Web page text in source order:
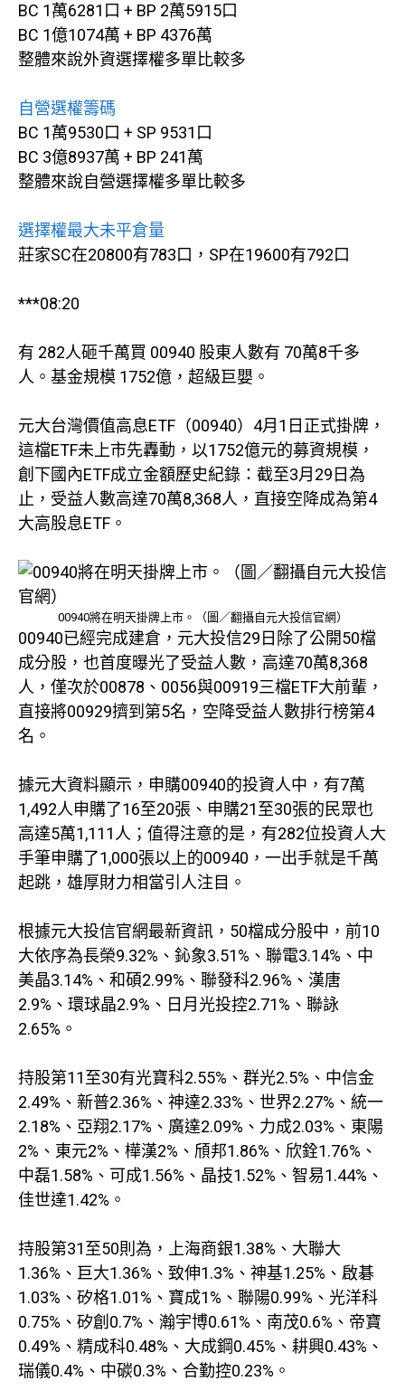
BC 1萬6281口 + BP 2萬5915口
BC 1億1074萬 + BP 4376萬
整體來說外資選擇權多單比較多
自營選權籌碼
BC 1萬9530口 + SP 9531口
BC 3億8937萬 + BP 241萬
整體來說自營選擇權多單比較多
選擇權最大未平倉量
莊家SC在20800有783口，SP在19600有792口
***08:20
有 282人砸千萬買 00940 股東人數有 70萬8千多
人。基金規模 1752億，超級巨嬰。
元大台灣價值高息ETF（00940）4月1日正式掛牌，
這檔ETF未上市先轟動，以1752億元的募資規模，
創下國內ETF成立金額歷史紀錄：截至3月29日為
止，受益人數高達70萬8,368人，直接空降成為第4
大高股息ETF。
00940將在明天掛牌上市。（圖／翻攝自元大投信官網）
00940已經完成建倉，元大投信29日除了公開50檔
成分股，也首度曝光了受益人數，高達70萬8,368
人，僅次於00878、0056與00919三檔ETF大前輩，
直接將00929擠到第5名，空降受益人數排行榜第4
名。
據元大資料顯示，申購00940的投資人中，有7萬
1,492人申購了16至20張、申購21至30張的民眾也
高達5萬1,111人；值得注意的是，有282位投資人大
手筆申購了1,000張以上的00940，一出手就是千萬
起跳，雄厚財力相當引人注目。
根據元大投信官網最新資訊，50檔成分股中，前10
大依序為長榮9.32%、鈊象3.51%、聯電3.14%、中
美晶3.14%、和碩2.99%、聯發科2.96%、漢唐
2.9%、環球晶2.9%、日月光投控2.71%、聯詠
2.65%。
持股第11至30有光寶科2.55%、群光2.5%、中信金
2.49%、新普2.36%、神達2.33%、世界2.27%、統一
2.18%、亞翔2.17%、廣達2.09%、力成2.03%、東陽
2%、東元2%、樺漢2%、頎邦1.86%、欣銓1.76%、
中磊1.58%、可成1.56%、晶技1.52%、智易1.44%、
佳世達1.42%。
持股第31至50則為，上海商銀1.38%、大聯大
1.36%、巨大1.36%、致伸1.3%、神基1.25%、啟碁
1.03%、矽格1.01%、寶成1%、聯陽0.99%、光洋科
0.75%、矽創0.7%、瀚宇博0.61%、南茂0.6%、帝寶
0.49%、精成科0.48%、大成鋼0.45%、耕興0.43%、
瑞儀0.4%、中碳0.3%、合勤控0.23%。